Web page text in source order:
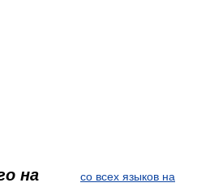
на
со всех языков на